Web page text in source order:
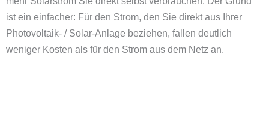
ist ein einfacher: Für den Strom, den Sie direkt aus Ihrer
Photovoltaik- / Solar-Anlage beziehen, fallen deutlich
weniger Kosten als für den Strom aus dem Netz an.